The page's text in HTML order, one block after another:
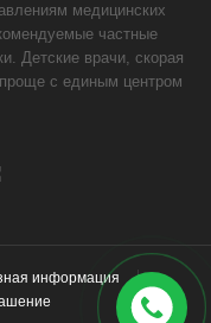
медицинских
частные
Детские врачи, скорая
с единым центром
информация